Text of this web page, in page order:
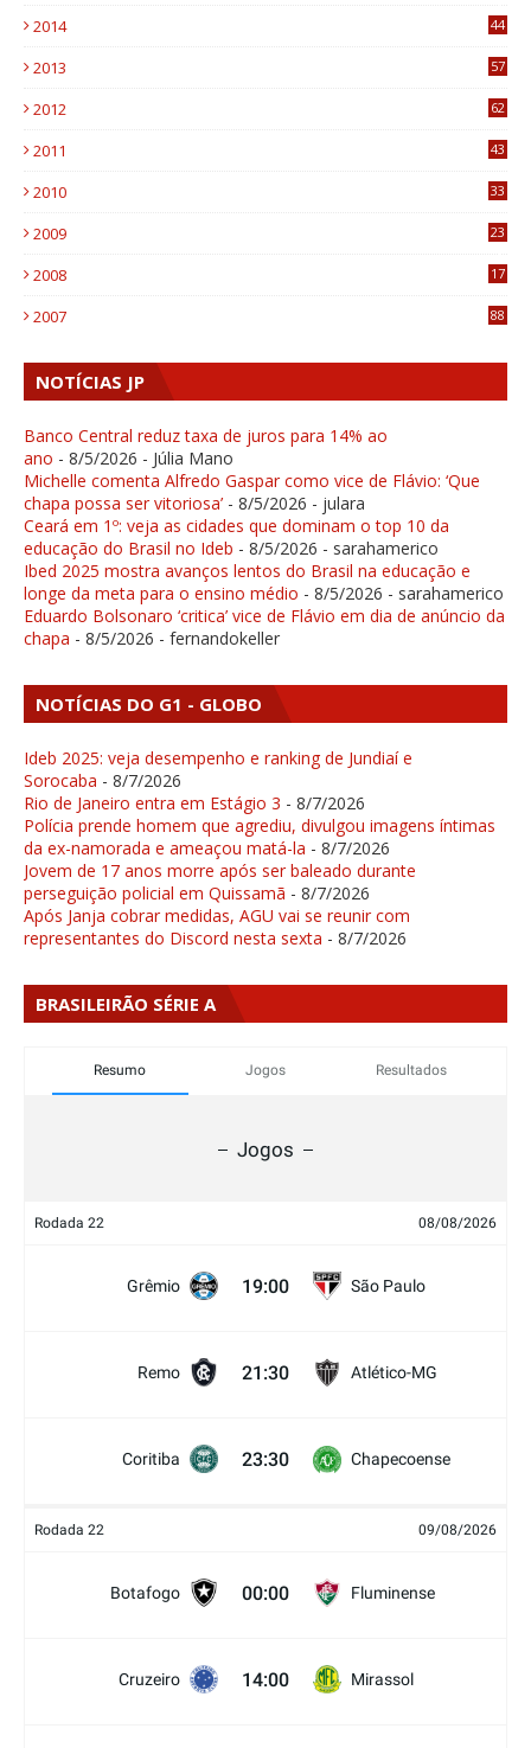
2014
44
2013
57
2012
62
2011
43
2010
33
2009
23
2008
17
2007 88
NOTÍCIAS JP
Banco Central reduz taxa de juros para 14% ao
ano - 8/5/2026 - Júlia Mano
Michelle comenta Alfredo Gaspar como vice de Flávio: ‘Que
chapa possa ser vitoriosa’ - 8/5/2026 - julara
Ceará em 1º: veja as cidades que dominam o top 10 da
educação do Brasil no Ideb - 8/5/2026 - sarahamerico
Ibed 2025 mostra avanços lentos do Brasil na educação e
longe da meta para o ensino médio - 8/5/2026 - sarahamerico
Eduardo Bolsonaro ‘critica’ vice de Flávio em dia de anúncio da
chapa - 8/5/2026 - fernandokeller
NOTÍCIAS DO G1 - GLOBO
Ideb 2025: veja desempenho e ranking de Jundiaí e
Sorocaba - 8/7/2026
Rio de Janeiro entra em Estágio 3 - 8/7/2026
Polícia prende homem que agrediu, divulgou imagens íntimas
da ex-namorada e ameaçou matá-la - 8/7/2026
Jovem de 17 anos morre após ser baleado durante
perseguição policial em Quissamã - 8/7/2026
Após Janja cobrar medidas, AGU vai se reunir com
representantes do Discord nesta sexta - 8/7/2026
BRASILEIRÃO SÉRIE A
Resumo Jogos Resultados
Jogos
Rodada 22 08/08/2026
Grêmio 19:00 São Paulo
Remo 21:30 Atlético-MG
Coritiba 23:30 Chapecoense
Rodada 22 09/08/2026
Botafogo 00:00 Fluminense
Cruzeiro 14:00 Mirassol